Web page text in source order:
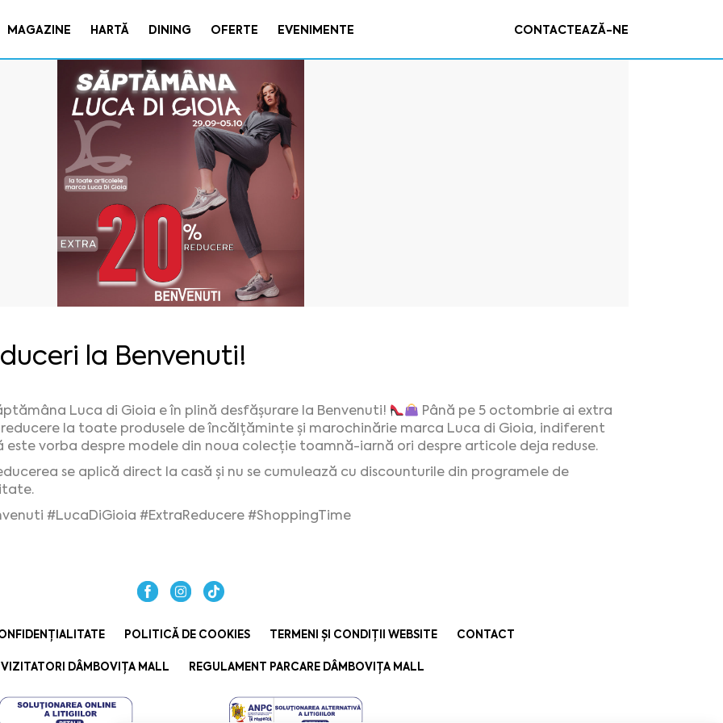
MAGAZINE HARTĂ DINING OFERTE EVENIMENTE CONTACTEAZĂ-NE
la Benvenuti!
Luca di Gioia e în plină desfășurare la Benvenuti!
Până pe 5 octombrie ai extra
la toate produsele de încălțăminte și marochinărie marca Luca di Gioia, indiferent
este vorba despre modele din noua colecție toamnă-iarnă ori despre articole deja reduse.
se aplică direct la casă și nu se cumulează cu discounturile din programele de
#LucaDiGioia #ExtraReducere #ShoppingTime
POLITICĂ DE COOKIES TERMENI ȘI CONDIȚII WEBSITE CONTACT
DÂMBOVIȚA MALL REGULAMENT PARCARE DÂMBOVIȚA MALL